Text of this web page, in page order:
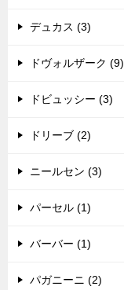
デュカス (3)
ドヴォルザーク (9)
ドビュッシー (3)
ドリーブ (2)
ニールセン (3)
パーセル (1)
バーバー (1)
パガニーニ (2)